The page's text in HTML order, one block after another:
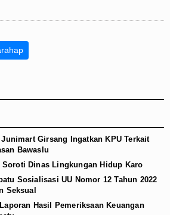
Junimart Girsang Ingatkan KPU Terkait
Bawaslu
Soroti Dinas Lingkungan Hidup Karo
Sosialisasi UU Nomor 12 Tahun 2022
Seksual
Hasil Pemeriksaan Keuangan